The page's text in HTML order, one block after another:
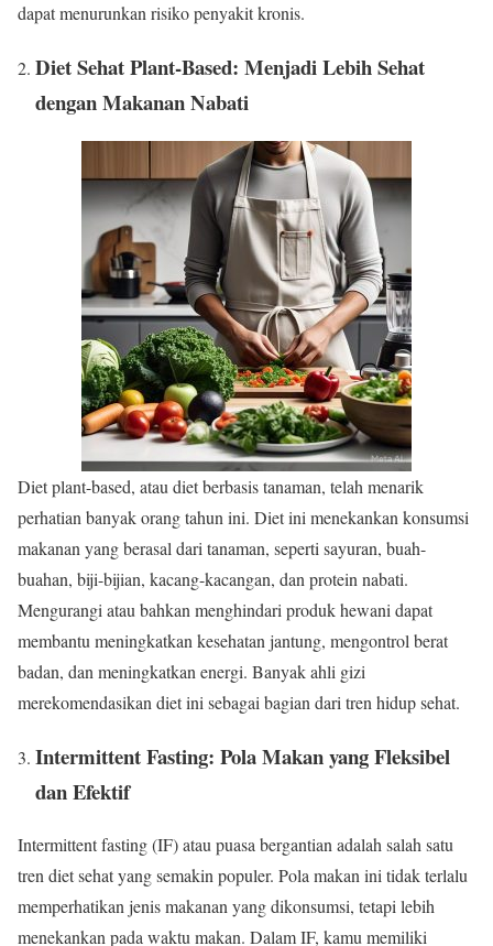
dapat menurunkan risiko penyakit kronis.
Diet Sehat Plant-Based: Menjadi Lebih Sehat
dengan Makanan Nabati
Diet plant-based, atau diet berbasis tanaman, telah menarik
perhatian banyak orang tahun ini. Diet ini menekankan konsumsi
makanan yang berasal dari tanaman, seperti sayuran, buah-
buahan, biji-bijian, kacang-kacangan, dan protein nabati.
Mengurangi atau bahkan menghindari produk hewani dapat
membantu meningkatkan kesehatan jantung, mengontrol berat
badan, dan meningkatkan energi. Banyak ahli gizi
merekomendasikan diet ini sebagai bagian dari tren hidup sehat.
Intermittent Fasting: Pola Makan yang Fleksibel
dan Efektif
Intermittent fasting (IF) atau puasa bergantian adalah salah satu
tren diet sehat yang semakin populer. Pola makan ini tidak terlalu
memperhatikan jenis makanan yang dikonsumsi, tetapi lebih
menekankan pada waktu makan. Dalam IF, kamu memiliki